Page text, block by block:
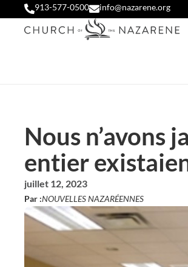
913-577-0500 info@nazarene.org
Nous n’avons
entier
juillet 12, 2023
Par :NOUVELLES NAZARÉENNES